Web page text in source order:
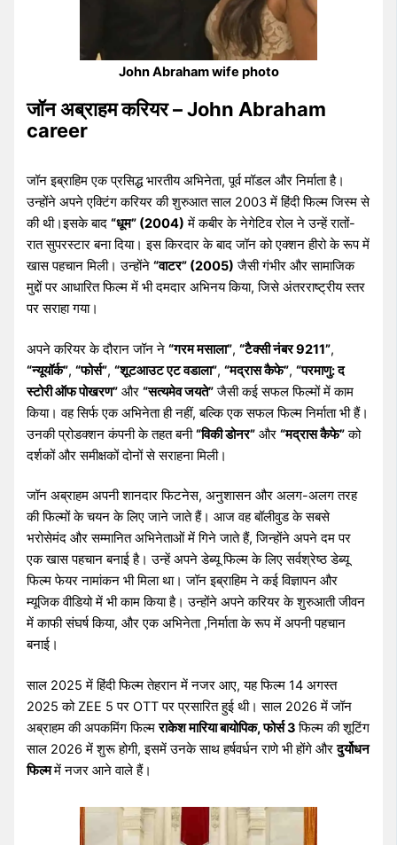
John Abraham wife photo
जॉन अब्राहम करियर – John Abraham
career
जॉन इब्राहिम एक प्रसिद्ध भारतीय अभिनेता, पूर्व मॉडल और निर्माता है।
उन्होंने अपने एक्टिंग करियर की शुरुआत साल 2003 में हिंदी फिल्म जिस्म से
की थी।इसके बाद“धूम” (2004) में कबीर के नेगेटिव रोल ने उन्हें रातों-
रात सुपरस्टार बना दिया। इस किरदार के बाद जॉन को एक्शन हीरो के रूप में
खास पहचान मिली। उन्होंने“वाटर” (2005) जैसी गंभीर और सामाजिक
मुद्दों पर आधारित फिल्म में भी दमदार अभिनय किया, जिसे अंतरराष्ट्रीय स्तर
पर सराहा गया।
अपने करियर के दौरान जॉन ने“गरम मसाला”,“टैक्सी नंबर 9211”,
“न्यूयॉर्क”,“फोर्स”,“शूटआउट एट वडाला”,“मद्रास कैफे”,“परमाणु: द
स्टोरी ऑफ पोखरण” और“सत्यमेव जयते”जैसी कई सफल फिल्मों में काम
किया। वह सिर्फ एक अभिनेता ही नहीं, बल्कि एक सफल फिल्म निर्माता भी हैं।
उनकी प्रोडक्शन कंपनी के तहत बनी“विकी डोनर” और“मद्रास कैफे”को
दर्शकों और समीक्षकों दोनों से सराहना मिली।
जॉन अब्राहम अपनी शानदार फिटनेस, अनुशासन और अलग-अलग तरह
की फिल्मों के चयन के लिए जाने जाते हैं। आज वह बॉलीवुड के सबसे
भरोसेमंद और सम्मानित अभिनेताओं में गिने जाते हैं, जिन्होंने अपने दम पर
एक खास पहचान बनाई है। उन्हें अपने डेब्यू फिल्म के लिए सर्वश्रेष्ठ डेब्यू
फिल्म फेयर नामांकन भी मिला था। जॉन इब्राहिम ने कई विज्ञापन और
म्यूजिक वीडियो में भी काम किया है। उन्होंने अपने करियर के शुरुआती जीवन
में काफी संघर्ष किया, और एक अभिनेता ,निर्माता के रूप में अपनी पहचान
बनाई।
साल 2025 में हिंदी फिल्म तेहरान में नजर आए, यह फिल्म 14 अगस्त
2025 को ZEE 5 पर OTT पर प्रसारित हुई थी। साल 2026 में जॉन
अब्राहम की अपकमिंग फिल्मराकेश मारिया बायोपिक, फोर्स 3फिल्म की शूटिंग
साल 2026 में शुरू होगी, इसमें उनके साथ हर्षवर्धन राणे भी होंगे औरदुर्योधन
फिल्ममें नजर आने वाले हैं।